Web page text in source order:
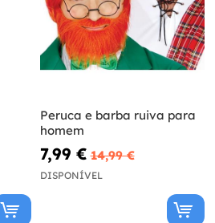
Peruca e barba ruiva para
homem
7,99 € 14,99 €
DISPONÍVEL